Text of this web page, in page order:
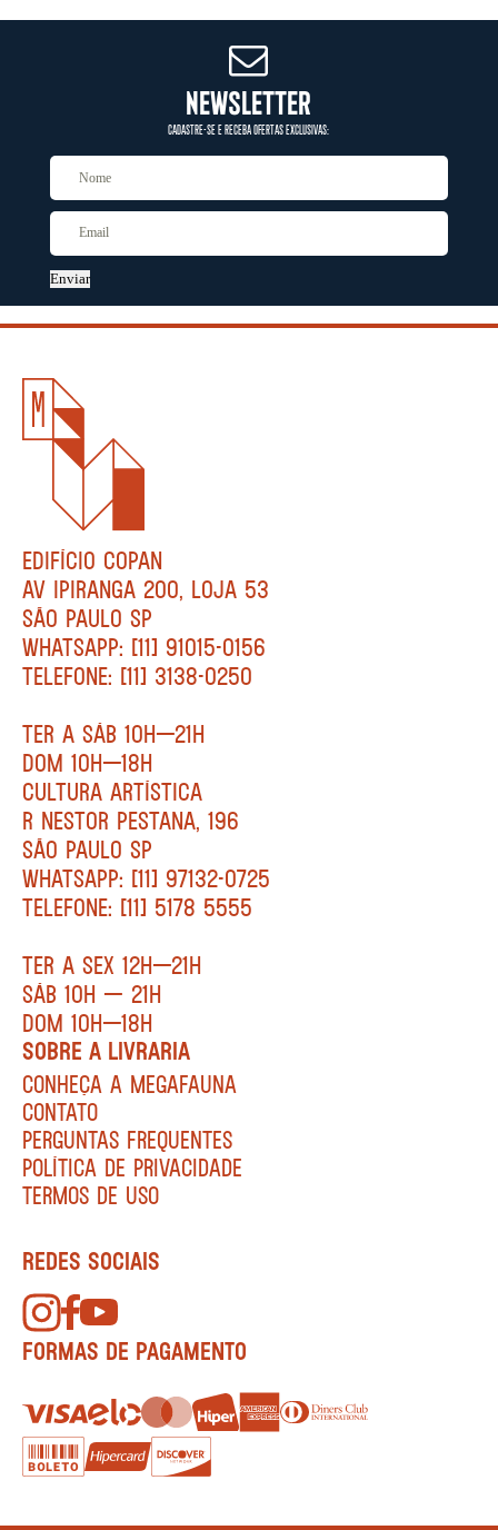
NEWSLETTER
CADASTRE-SE E RECEBA OFERTAS EXCLUSIVAS:
Enviar
EDIFÍCIO COPAN
AV IPIRANGA 200, LOJA 53
SÃO PAULO SP
WHATSAPP: [11] 91015-0156
TELEFONE: [11] 3138-0250
TER A SÁB 10H—21H
DOM 10H—18H
CULTURA ARTÍSTICA
R NESTOR PESTANA, 196
SÃO PAULO SP
WHATSAPP: [11] 97132-0725
TELEFONE: [11] 5178 5555
TER A SEX 12H—21H
SÁB 10H — 21H
DOM 10H—18H
SOBRE A LIVRARIA
CONHEÇA A MEGAFAUNA
CONTATO
PERGUNTAS FREQUENTES
POLÍTICA DE PRIVACIDADE
TERMOS DE USO
REDES SOCIAIS
FORMAS DE PAGAMENTO